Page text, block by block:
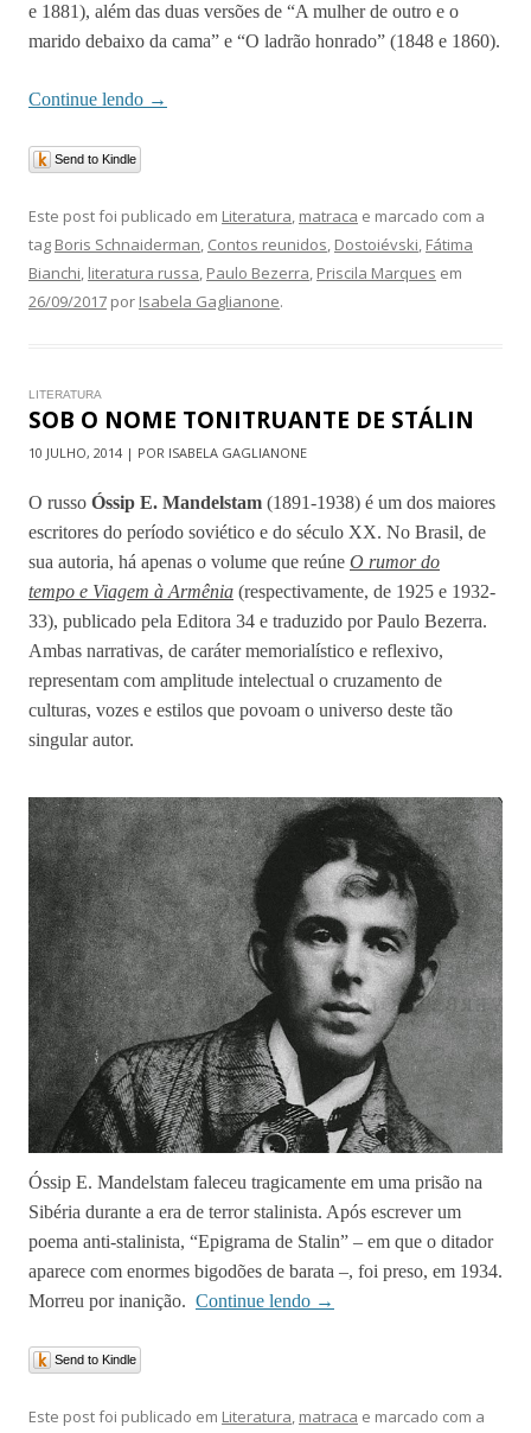
e 1881), além das duas versões de “A mulher de outro e o
marido debaixo da cama” e “O ladrão honrado” (1848 e 1860).
Continue lendo →
Send to Kindle
Este post foi publicado em Literatura matraca e marcado com a
tag Boris Schnaiderman Contos reunidos Dostoiévski Fátima
Bianchi literatura russa Paulo Bezerra Priscila Marques em
26/09/2017 por Isabela Gaglianone.
LITERATURA
SOB O NOME TONITRUANTE DE STÁLIN
10 JULHO, 2014 | POR ISABELA GAGLIANONE
O russo Óssip E. Mandelstam (1891-1938) é um dos maiores
escritores do período soviético e do século XX. No Brasil, de
sua autoria, há apenas o volume que reúne O rumor do
tempo e Viagem à Armênia (respectivamente, de 1925 e 1932-
33), publicado pela Editora 34 e traduzido por Paulo Bezerra.
Ambas narrativas, de caráter memorialístico e reflexivo,
representam com amplitude intelectual o cruzamento de
culturas, vozes e estilos que povoam o universo deste tão
singular autor.
Óssip E. Mandelstam faleceu tragicamente em uma prisão na
Sibéria durante a era de terror stalinista. Após escrever um
poema anti-stalinista, “Epigrama de Stalin” – em que o ditador
aparece com enormes bigodões de barata –, foi preso, em 1934.
Morreu por inanição. Continue lendo →
Send to Kindle
Este post foi publicado em Literatura, matraca e marcado com a